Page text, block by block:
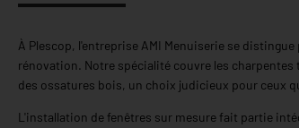
À Plescop, l'entreprise AMI Menuiserie se
rénovation. Notre spécialité couvre les
des ossatures bois, un choix judicieux pour ceux
L'installation de fenêtres sur mesure fait partie